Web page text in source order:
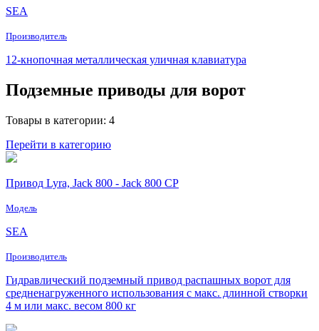
SEA
Производитель
12-кнопочная металлическая уличная клавиатура
Подземные приводы для ворот
Товары в категории: 4
Перейти в категорию
Привод Lyra, Jack 800 - Jack 800 CP
Модель
SEA
Производитель
Гидравлический подземный привод распашных ворот для
средненагруженного использования с макс. длинной створки
4 м или макс. весом 800 кг